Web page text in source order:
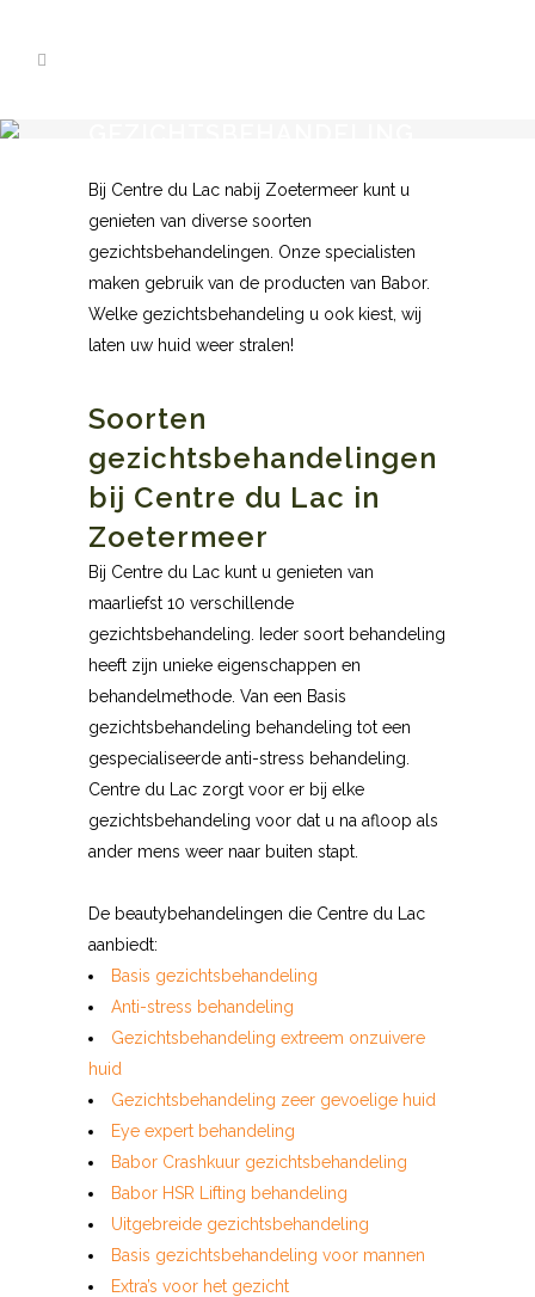
Bij Centre du Lac nabij Zoetermeer kunt u
genieten van diverse soorten
gezichtsbehandelingen. Onze specialisten
maken gebruik van de producten van Babor.
Welke gezichtsbehandeling u ook kiest, wij
laten uw huid weer stralen!
Soorten
gezichtsbehandelingen
bij Centre du Lac in
Zoetermeer
Bij Centre du Lac kunt u genieten van
maarliefst 10 verschillende
gezichtsbehandeling. Ieder soort behandeling
heeft zijn unieke eigenschappen en
behandelmethode. Van een Basis
gezichtsbehandeling behandeling tot een
gespecialiseerde anti-stress behandeling.
Centre du Lac zorgt voor er bij elke
gezichtsbehandeling voor dat u na afloop als
ander mens weer naar buiten stapt.
De beautybehandelingen die Centre du Lac
aanbiedt:
Basis gezichtsbehandeling
Anti-stress behandeling
Gezichtsbehandeling extreem onzuivere
huid
Gezichtsbehandeling zeer gevoelige huid
Eye expert behandeling
Babor Crashkuur gezichtsbehandeling
Babor HSR Lifting behandeling
Uitgebreide gezichtsbehandeling
Basis gezichtsbehandeling voor mannen
Extra’s voor het gezicht